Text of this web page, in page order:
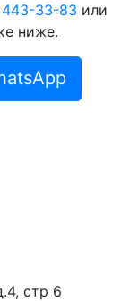
33-83 или
ниже.
стр 6